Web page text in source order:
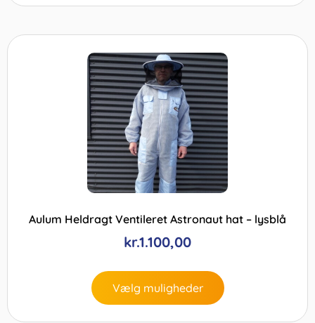
Aulum Heldragt Ventileret Astronaut hat – lysblå
kr.1.100,00
Vælg muligheder